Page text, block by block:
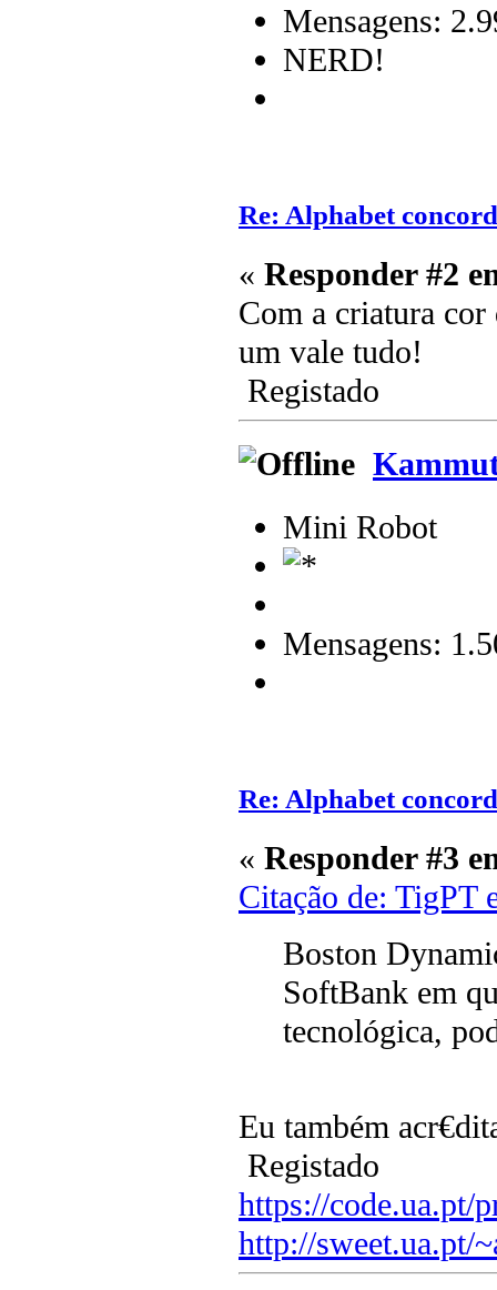
Mensagens:
NERD!
Re: Alphabet
« Responder #2
Com a criatura cor
um vale tudo!
Registado
Mini Robot
Mensagens:
Re: Alphabet
« Responder #3
Citação de: TigPT
Boston
SoftBank em
tecnológica,
Eu também
Registado
https://code.ua.pt/
http://sweet.ua.pt/